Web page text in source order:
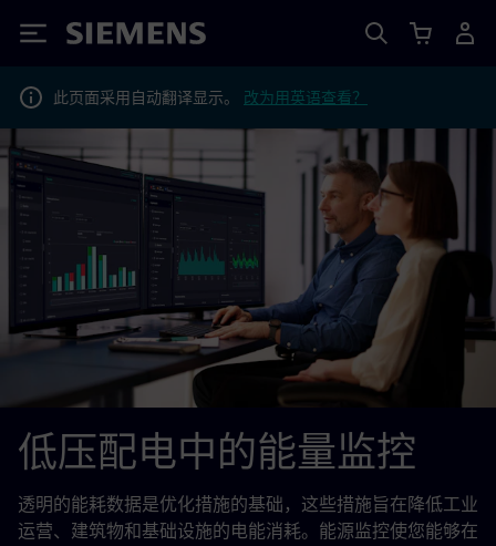
Siemens
此页面采用自动翻译显示。 改为用英语查看？
低压配电中的能量监控
透明的能耗数据是优化措施的基础，这些措施旨在降低工业
运营、建筑物和基础设施的电能消耗。能源监控使您能够在